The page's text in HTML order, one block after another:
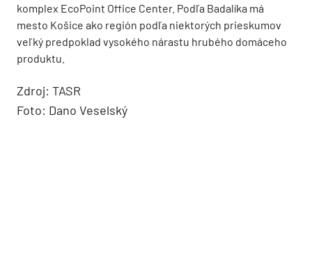
komplex EcoPoint Office Center. Podľa Badalíka má
mesto Košice ako región podľa niektorých prieskumov
veľký predpoklad vysokého nárastu hrubého domáceho
produktu.
Zdroj: TASR
Foto: Dano Veselský